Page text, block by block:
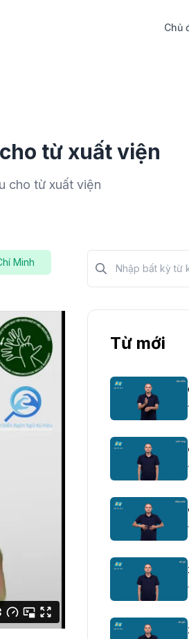
Chủ
từ xuất viện
cho từ xuất viện
Minh
Tìm kiếm?>
Từ mới